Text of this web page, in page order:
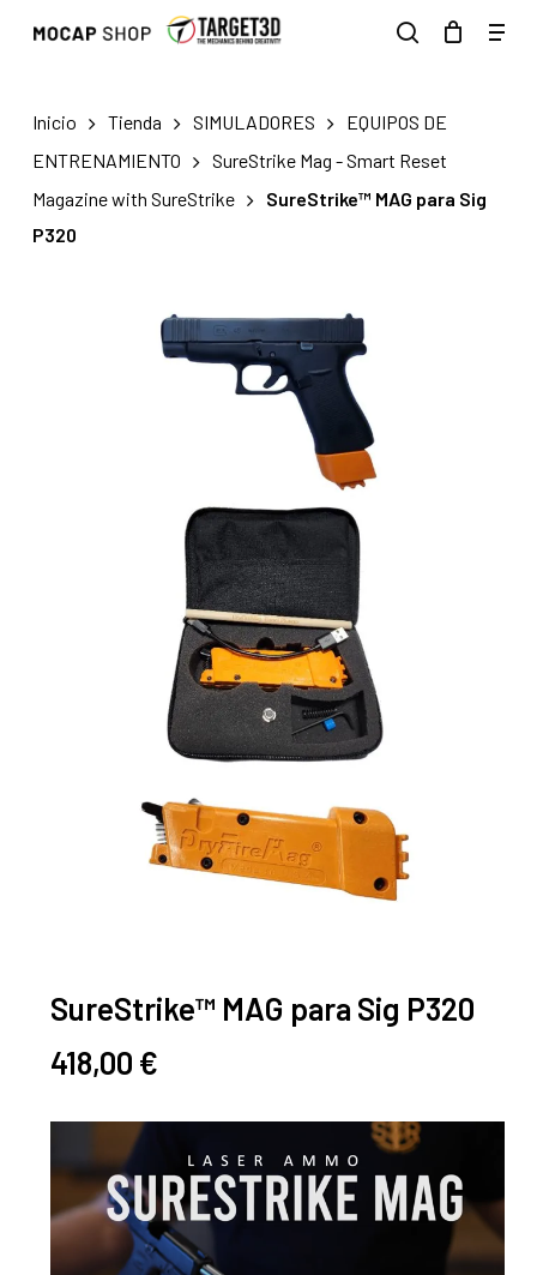
Menu
Inicio Tienda SIMULADORES
EQUIPOS DE
ENTRENAMIENTO
SureStrike Mag - Smart Reset
Magazine with SureStrike
SureStrike™ MAG para Sig
P320
SureStrike™ MAG para Sig P320
418,00 €
Reproductor